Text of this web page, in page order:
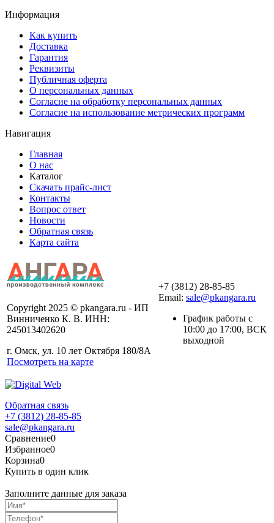
Информация
Как купить
Доставка
Гарантия
Реквизиты
Публичная оферта
О персональных данных
Согласие на обработку персональных данных
Согласие на использование метрических программ
Навигация
Главная
О нас
Каталог
Скачать прайс-лист
Контакты
Вопрос ответ
Новости
Обратная связь
Карта сайта
Copyright 2025 © pkangara.ru - ИП
Винниченко К. В. ИНН:
245013402620
г. Омск, ул. 10 лет Октября 180/8А
Посмотреть на карте
+7 (3812) 28-85-85
Email: sale@pkangara.ru
График работы с
10:00 до 17:00, ВСК
выходной
Обратная связь
+7 (3812) 28-85-85
sale@pkangara.ru
Сравнение0
Избранное0
Корзина0
Купить в один клик
Заполните данные для заказа